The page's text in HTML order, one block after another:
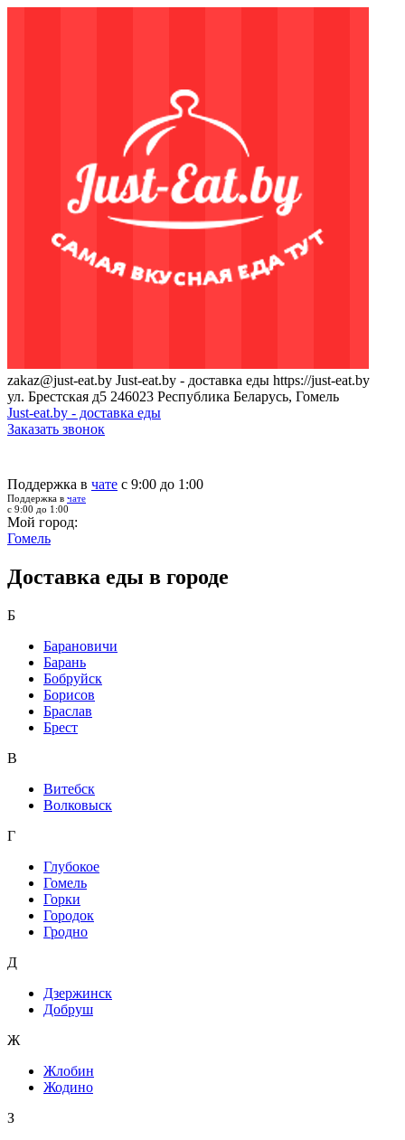
zakaz@just-eat.by Just-eat.by - доставка еды https://just-eat.by
ул. Брестская д5 246023 Республика Беларусь, Гомель
Just-eat.by - доставка еды
Заказать звонок
Поддержка в чате с 9:00 до 1:00
Поддержка в чате
с 9:00 до 1:00
Мой город:
Гомель
Доставка еды в городе
Б
Барановичи
Барань
Бобруйск
Борисов
Браслав
Брест
В
Витебск
Волковыск
Г
Глубокое
Гомель
Горки
Городок
Гродно
Д
Дзержинск
Добруш
Ж
Жлобин
Жодино
З